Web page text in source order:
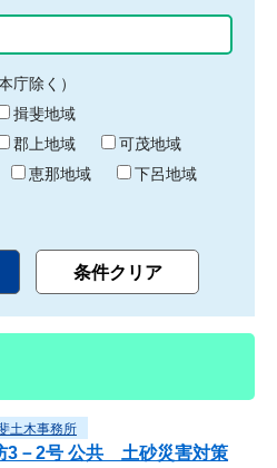
庁除く）
揖斐地域
郡上地域
可茂地域
恵那地域
下呂地域
土木事務所
3－2号 公共 土砂災害対策